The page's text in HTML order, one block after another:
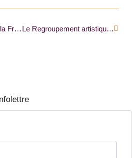
Aînés francophones : la Fransaskoise Marguerite Hounjet reçoit le prix national de leadership |FRANCITÉ|
Le Regroupement artistique francophone de l’Alberta veut aider ses membres à accroître leurs publics |RADIO-CANADA|